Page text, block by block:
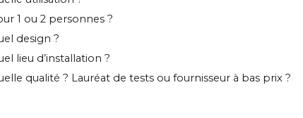
1 ou 2 personnes ?
design ?
lieu d’installation ?
qualité ? Lauréat de tests ou fournisseur à bas prix ?